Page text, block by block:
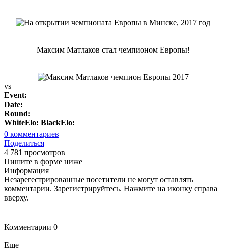
Максим Матлаков стал чемпионом Европы!
vs
Event:
Date:
Round:
WhiteElo: BlackElo:
0 комментариев
Поделиться
4 781 просмотров
Пишите в форме ниже
Информация
Незарегестрированные посетители не могут оставлять
комментарии. Зарегистрируйтесь. Нажмите на иконку справа
вверху.
Комментарии 0
Еще